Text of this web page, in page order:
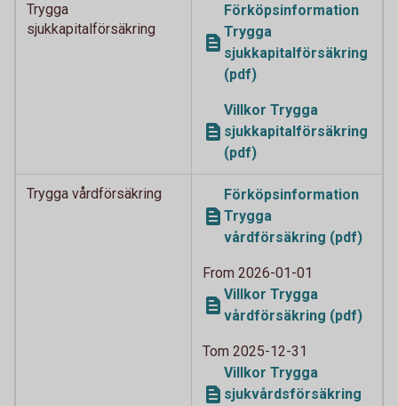
Trygga
sjukkapitalförsäkring
Förköpsinformation
Trygga
sjukkapitalförsäkring
(pdf)
Villkor Trygga
sjukkapitalförsäkring
(pdf)
Trygga vårdförsäkring
Förköpsinformation
Trygga
vårdförsäkring (pdf)
From 2026-01-01
Villkor Trygga
vårdförsäkring (pdf)
Tom 2025-12-31
Villkor Trygga
sjukvårdsförsäkring